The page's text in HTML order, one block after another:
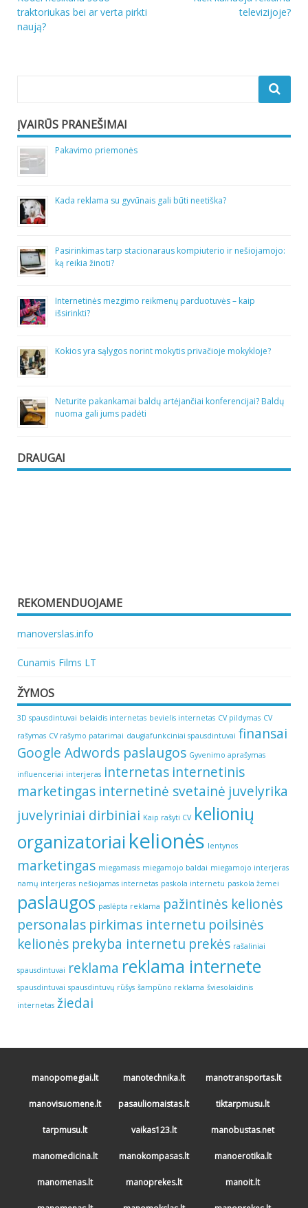
tarp
traktoriukas bei ar verta pirkti
naują?
televizijoje?
ĮVAIRŪS PRANEŠIMAI
Pakavimo priemonės
Kada reklama su gyvūnais gali būti neetiška?
Pasirinkimas tarp stacionaraus kompiuterio ir nešiojamojo:
ką reikia žinoti?
Internetinės mezgimo reikmenų parduotuvės – kaip
išsirinkti?
Kokios yra sąlygos norint mokytis privačioje mokykloje?
Neturite pakankamai baldų artėjančiai konferencijai? Baldų
nuoma gali jums padėti
DRAUGAI
REKOMENDUOJAME
manoverslas.info
Cunamis Films LT
ŽYMOS
3D spausdintuvai belaidis internetas bevielis internetas CV pildymas CV
rašymas CV rašymo patarimai daugiafunkciniai spausdintuvai finansai
Google Adwords paslaugos Gyvenimo aprašymas
influenceriai interjeras internetas internetinis
marketingas internetinė svetainė juvelyrika
juvelyriniai dirbiniai Kaip rašyti CV kelionių
organizatoriai kelionės lentynos
marketingas miegamasis miegamojo baldai miegamojo interjeras
namų interjeras nešiojamas internetas paskola internetu paskola žemei
paslaugos paslėpta reklama pažintinės kelionės
personalas pirkimas internetu poilsinės
kelionės prekyba internetu prekės rašaliniai
spausdintuvai reklama reklama internete
spausdintuvai spausdintuvų rūšys šampūno reklama šviesolaidinis
internetas žiedai
manopomegiai.lt manotechnika.lt manotransportas.lt
manovisuomene.lt pasauliomaistas.lt tiktarpmusu.lt
tarpmusu.lt vaikas123.lt manobustas.net
manomedicina.lt manokompasas.lt manoerotika.lt
manomenas.lt manoprekes.lt manoit.lt